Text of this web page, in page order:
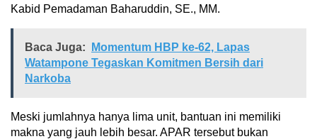
Kabid Pemadaman Baharuddin, SE., MM.
Baca Juga:
Momentum HBP ke-62, Lapas
Watampone Tegaskan Komitmen Bersih dari
Narkoba
Meski jumlahnya hanya lima unit, bantuan ini memiliki
makna yang jauh lebih besar. APAR tersebut bukan